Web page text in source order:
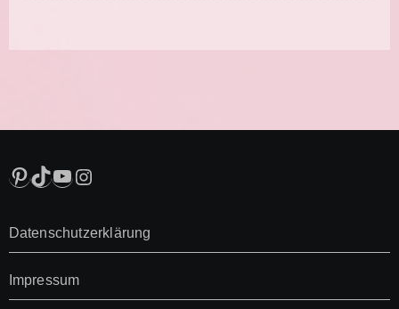
Pinterest
TikTok
YouTube
Instagram
Datenschutzerklärung
Impressum